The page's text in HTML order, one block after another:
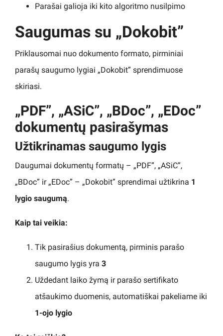
Parašai galioja iki kito algoritmo nusilpimo
Saugumas su „Dokobit”
Priklausomai nuo dokumento formato, pirminiai
parašų saugumo lygiai „Dokobit” sprendimuose
skiriasi.
„PDF”, „ASiC”, „BDoc”, „EDoc”
dokumentų pasirašymas
Užtikrinamas saugumo lygis
Daugumai dokumentų formatų – „PDF”, „ASiC”,
„BDoc” ir „EDoc” – „Dokobit” sprendimai užtikrina 1
lygio saugumą.
Kaip tai veikia:
Tik pasirašius dokumentą, pirminis parašo
saugumo lygis yra 3
Uždedant laiko žymą ir parašo sertifikato
atšaukimo duomenis, automatiškai pakeliame iki
1-ojo lygio